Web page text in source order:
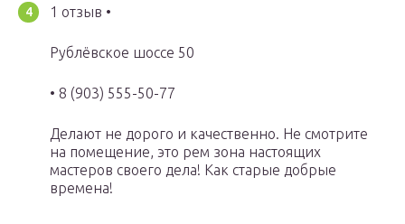
1 отзыв •
Рублёвское шоссе 50
• 8 (903) 555-50-77
Делают не дорого и качественно. Не смотрите
на помещение, это рем зона настоящих
мастеров своего дела! Как старые добрые
времена!